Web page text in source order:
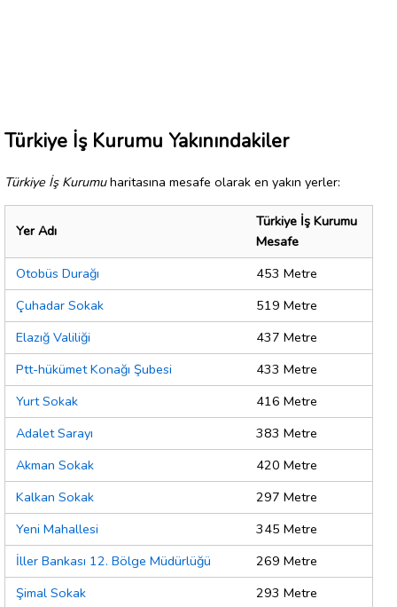
Türkiye İş Kurumu Yakınındakiler
Türkiye İş Kurumuharitasına mesafe olarak en yakın yerler:
Yer Adı
Türkiye İş Kurumu
Mesafe
Otobüs Durağı
453 Metre
Çuhadar Sokak
519 Metre
Elazığ Valiliği
437 Metre
Ptt-hükümet Konağı Şubesi
433 Metre
Yurt Sokak
416 Metre
Adalet Sarayı
383 Metre
Akman Sokak
420 Metre
Kalkan Sokak
297 Metre
Yeni Mahallesi
345 Metre
İller Bankası 12. Bölge Müdürlüğü
269 Metre
Şimal Sokak
293 Metre